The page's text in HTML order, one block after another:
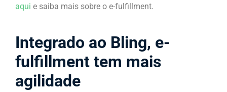
aqui e saiba mais sobre o e-fulfillment.
Integrado ao Bling, e-
fulfillment tem mais
agilidade